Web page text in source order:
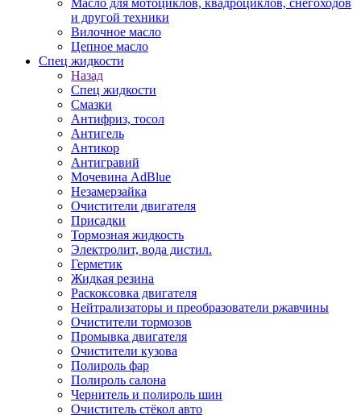
Масло для мотоциклов, квадроциклов, снегоходов
и другой техники
Вилочное масло
Цепное масло
Спец жидкости
Назад
Спец жидкости
Смазки
Антифриз, тосол
Антигель
Антикор
Антигравий
Мочевина AdBlue
Незамерзайка
Очистители двигателя
Присадки
Тормозная жидкость
Электролит, вода дистил.
Герметик
Жидкая резина
Раскоксовка двигателя
Нейтрализаторы и преобразователи ржавчины
Очистители тормозов
Промывка двигателя
Очистители кузова
Полироль фар
Полироль салона
Чернитель и полироль шин
Очиститель стёкол авто